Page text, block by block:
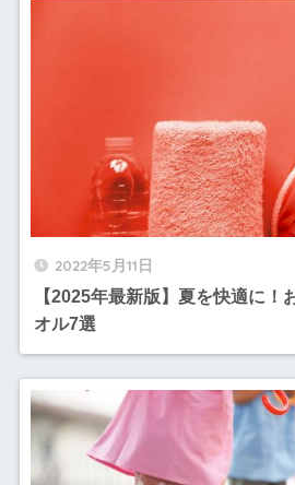
2022年5月11日
【2025年最新版】夏を快適に！
オル7選